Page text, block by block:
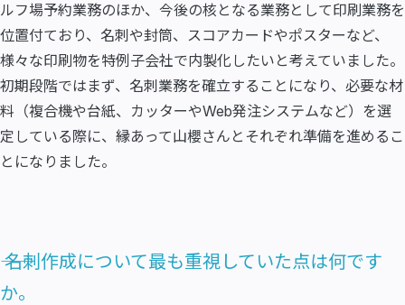
ルフ場予約業務のほか、今後の核となる業務として印刷業務を
位置付ており、名刺や封筒、スコアカードやポスターなど、
様々な印刷物を特例子会社で内製化したいと考えていました。
初期段階ではまず、名刺業務を確立することになり、必要な材
料（複合機や台紙、カッターやWeb発注システムなど）を選
定している際に、縁あって山櫻さんとそれぞれ準備を進めるこ
とになりました。
―― 名刺作成について最も重視していた点は何です
か。